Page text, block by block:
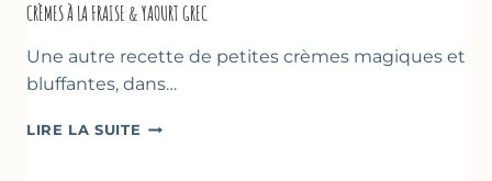
CRÈMES À LA FRAISE & YAOURT GREC
Une autre recette de petites crèmes magiques et
bluffantes, dans…
LIRE LA SUITE CRÈMES